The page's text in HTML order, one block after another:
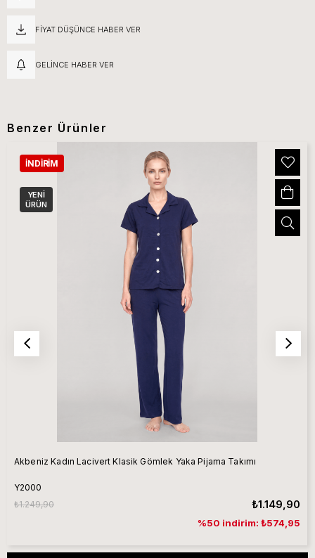
FIYAT DÜŞÜNCE HABER VER
GELINCE HABER VER
Benzer Ürünler
Akbeniz Kadın Lacivert Klasik Gömlek Yaka Pijama Takımı
Y2000
₺1.149,90
₺1.249,90
%50 indirim: ₺574,95
İNDIRIM
YENI
ÜRÜN